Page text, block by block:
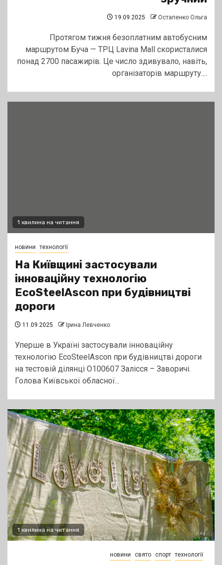
19.09.2025 Остапенко Ольга
Протягом тижня безоплатним автобусним
маршрутом Буча — ТРЦ Lavina Mall скористалися
понад 2700 пасажирів. Це число здивувало, навіть,
організаторів маршруту....
1 хвилина на читання
новини технології
На Київщині застосували
інноваційну технологію
EcoSteelAscon при будівництві
дороги
11.09.2025 Ірина Левченко
Уперше в Україні застосували інноваційну
технологію EcoSteelAscon при будівництві дороги
на тестовій ділянці О100607 Залісся – Заворичі.
Голова Київської обласної...
1 хвилина на читання
новини свято спорт технології